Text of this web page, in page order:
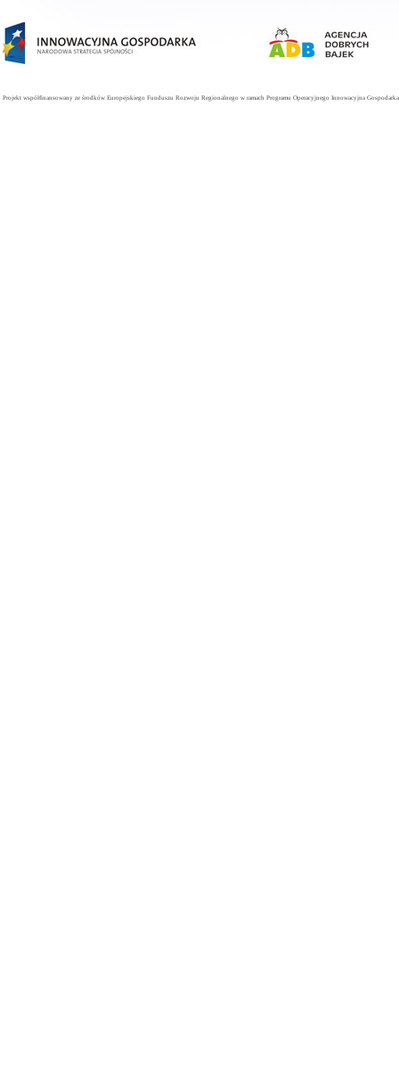
Projekt współfinansowany ze środków Europejskiego Funduszu Rozwoju Regionalnego w ramach Programu Operacyjnego Innowacyjna